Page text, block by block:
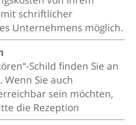
schriftlicher
Unternehmens möglich.
Schild finden Sie an
Sie auch
sein möchten,
die Rezeption